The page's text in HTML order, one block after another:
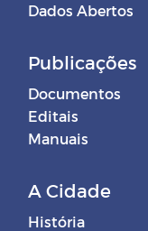
Dados Abertos
Publicações
Documentos
Editais
Manuais
A Cidade
História